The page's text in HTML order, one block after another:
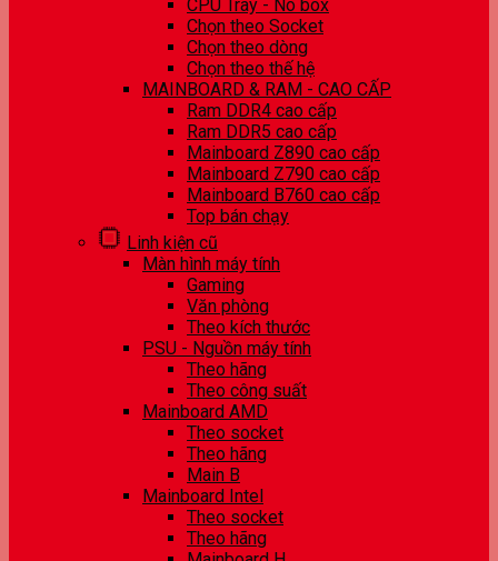
CPU Tray - No box
Chọn theo Socket
Chọn theo dòng
Chọn theo thế hệ
MAINBOARD & RAM - CAO CẤP
Ram DDR4 cao cấp
Ram DDR5 cao cấp
Mainboard Z890 cao cấp
Mainboard Z790 cao cấp
Mainboard B760 cao cấp
Top bán chạy
Linh kiện cũ
Màn hình máy tính
Gaming
Văn phòng
Theo kích thước
PSU - Nguồn máy tính
Theo hãng
Theo công suất
Mainboard AMD
Theo socket
Theo hãng
Main B
Mainboard Intel
Theo socket
Theo hãng